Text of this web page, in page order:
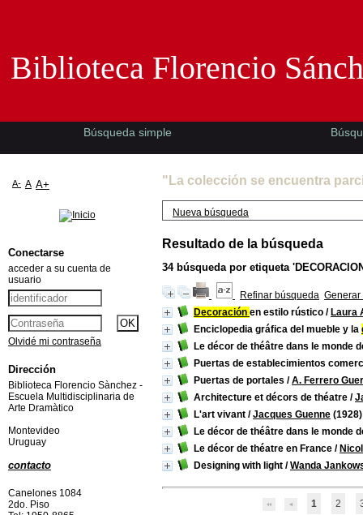
"La colección se encuentra
Nueva búsqueda
Resultado de la búsqueda
34búsqueda por etiqueta
Refinar búsqueda Generar
Decoración en estilo rústico / Laura
Enciclopedia gráfica del mueble y la
Le décor de théâtre dans le monde
Puertas de establecimientos
Puertas de portales /A. Ferrero
Architecture et décors de théatre /
L'art vivant /Jacques Guenne (1928)
Le décor de théâtre dans le monde
Le décor de théatre en France /
Designing with light /Wanda
1 2
Biblioteca Florencio
Búsqueda simple
A- A A+
Conectarse
acceder a su cuenta de
usuario
Olvidé mi contraseña
Dirección
Biblioteca Florencio Sànchez -
Escuela Multidisciplinaria de
Arte Dramàtico
Montevideo
Uruguay
contacto
Canelones 1084
2do. Piso